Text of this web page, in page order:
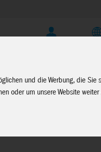
und die Werbung, die
oder um unsere Website